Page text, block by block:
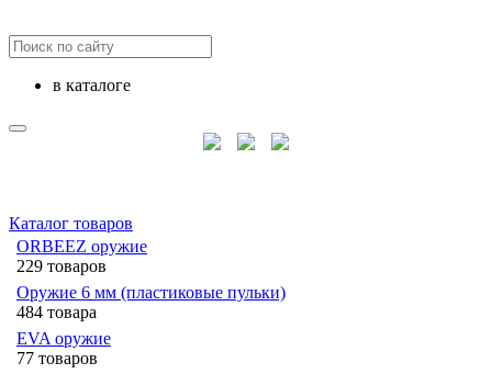
в каталоге
Каталог товаров
ORBEEZ оружие
229 товаров
Оружие 6 мм (пластиковые пульки)
484 товара
EVA оружие
77 товаров